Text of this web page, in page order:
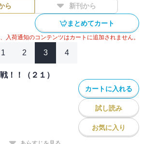
ら 新刊から
まとめてカート
入荷通知のコンテンツはカートに追加されません。
1 2 3 4
！！（２１）
カートに入れる
試し読み
お気に入り